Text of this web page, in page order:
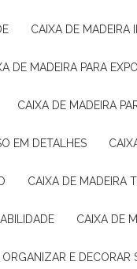
CAIXA DE
DE MADEIRA PARA
CAIXA DE MADEIRA
EM DETALHES
CAIXA DE MADEIRA
CAIXA DE
E DECORAR